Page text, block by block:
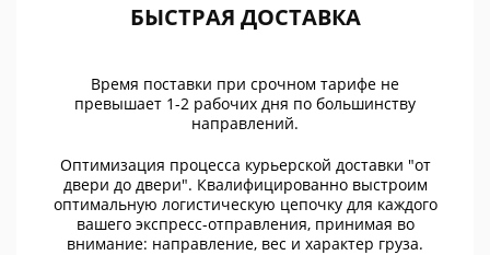
БЫСТРАЯ ДОСТАВКА
Время поставки при срочном тарифе не
превышает 1-2 рабочих дня по большинству
направлений.
Оптимизация процесса курьерской доставки "от
двери до двери". Квалифицированно выстроим
оптимальную логистическую цепочку для каждого
вашего экспресс-отправления, принимая во
внимание: направление, вес и характер груза.